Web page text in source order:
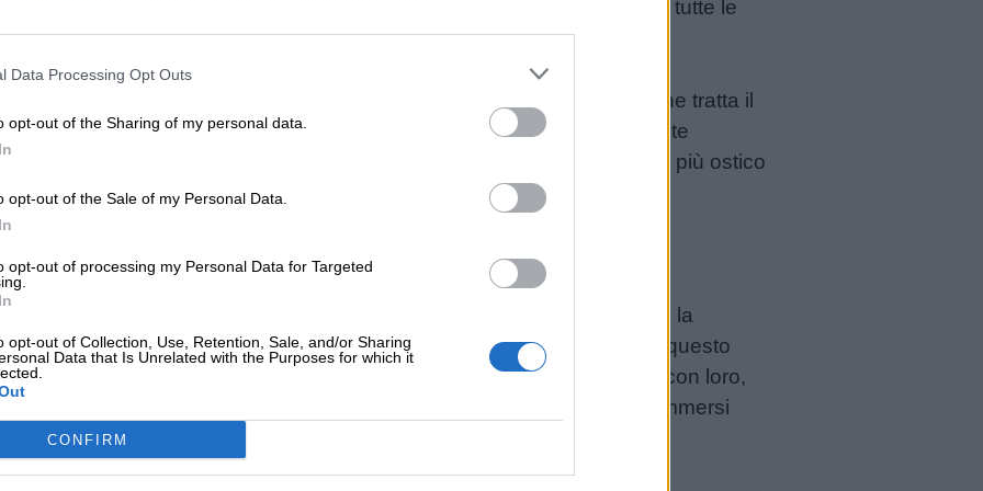
Data Processing Opt Outs
opt-out of the Sharing of my personal data.
opt-out of the Sale of my Personal Data.
opt-out of processing my Personal Data for Targeted
opt-out of Collection, Use, Retention, Sale, and/or Sharing
Data that Is Unrelated with the Purposes for which it
CONFIRM
Goleman, essere “
i” permette di accettare tutte le
da ciascuna il meglio per la nostra vita.
il tema consigliamo vivamente il libro
, che tratta il
una più ampia ottica cognitiva. E’ un testo chiaro ed illuminante. Potete
Edith Stein ha scritto un saggio,
, che però è più ostico
empatia leggendo, se stiamo chiusi in camera?
in causa un elemento che da sempre mettiamo in primo piano: la
ad immedesimarsi nei personaggi dei raccontiche leggiamo; in questo
nostri problemi, stabiliamo una sorta di
comunicazione empatica
con loro,
che soffrono e gioiscono insieme a noi. Non a caso, quando si è immersi
contrastanti e numerose.